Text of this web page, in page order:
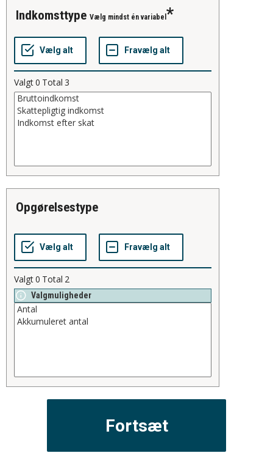
indkomsttype Vælg mindst én variabel
Valgt0 Total 3
opgørelsestype
Valgt0 Total 2
Valgmuligheder